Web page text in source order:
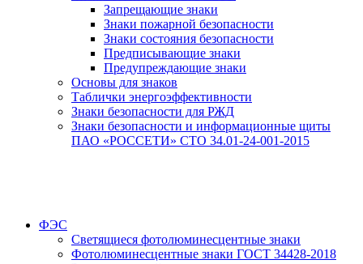
Запрещающие знаки
Знаки пожарной безопасности
Знаки состояния безопасности
Предписывающие знаки
Предупреждающие знаки
Основы для знаков
Таблички энергоэффективности
Знаки безопасности для РЖД
Знаки безопасности и информационные щиты
ПАО «РОССЕТИ» СТО 34.01-24-001-2015
ФЭС
Светящиеся фотолюминесцентные знаки
Фотолюминесцентные знаки ГОСТ 34428-2018